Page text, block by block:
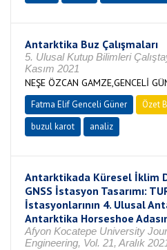
Antarktika Buz Çalışmaları
5. Ulusal Kutup Bilimleri
Kasım 2021
NEŞE ÖZCAN GAMZE,GENCELİ
Fatma Elif Genceli Güner Özet
buzul karot
analiz
Antarktikada Küresel İklim
GNSS İstasyon Tasarımı:
İstasyonlarının 4. Ulusal
Antarktika Horseshoe
Afyon Kocatepe University
Engineering, Vol. 21, Aralık